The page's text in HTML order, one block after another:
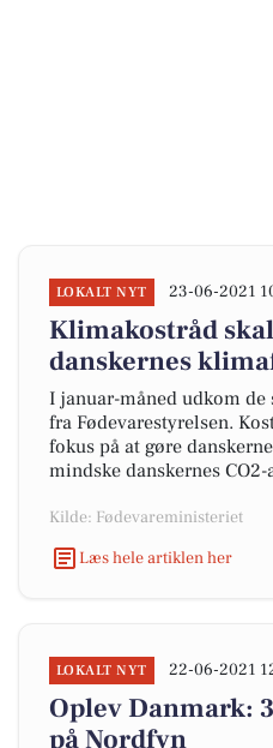
LOKALT NYT 23-06-2021
Klimakostråd
danskernes
I januar-måned udkom
fra Fødevarestyrelsen.
fokus på at gøre
mindske danskernes CO2-
Kilde: Fødevareministeriet
Læs hele artiklen her
LOKALT NYT 22-06-2021
Oplev Danmark:
på Nordfyn